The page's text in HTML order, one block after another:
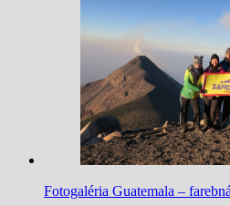
Fotogaléria Guatemala –